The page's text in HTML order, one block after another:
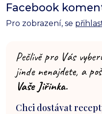
Facebook
Pro zobrazení, se
Pečlivě pro Vás
jinde nenajdete, a
Vaše Jiřinka.
Chci dostávat